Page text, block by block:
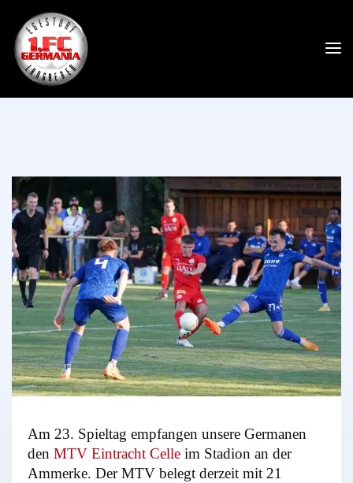
Am 23. Spieltag empfangen unsere Germanen
den MTV Eintracht Celle im Stadion an der
Ammerke. Der MTV belegt derzeit mit 21